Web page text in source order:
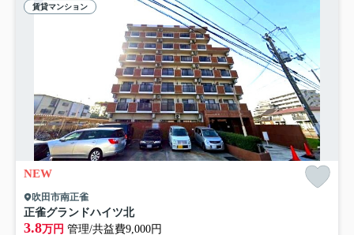
賃貸マンション
NEW
吹田市南正雀
正雀グランドハイツ北
3.8万円 管理/共益費9,000円